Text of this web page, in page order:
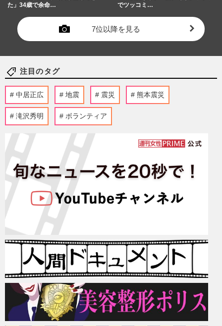
た」34歳で余命…
でツッコミ…
7位以降を見る
注目のタグ
中居正広 地震 震災 熊本震災
滝沢秀明 ボランティア